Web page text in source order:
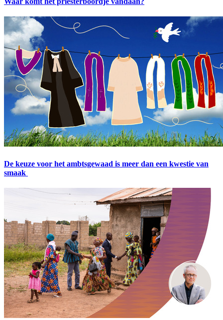
De keuze voor het ambtsgewaad is meer dan een kwestie van
smaak